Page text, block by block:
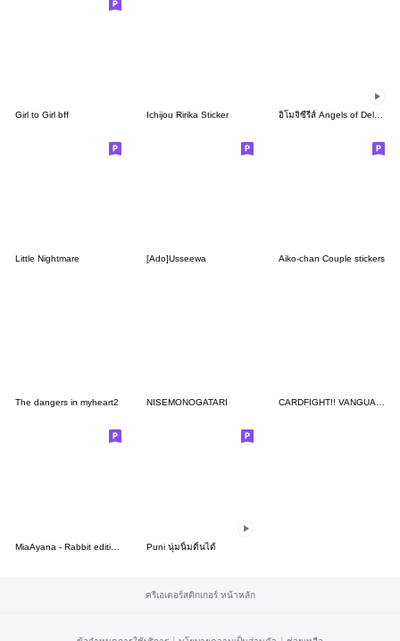
Girl to Girl bff Ichijou Ririka Sticker อิโมจิซีรีส์ Angels of Delusion เซ็ตที่3
Little Nightmare [Ado]Usseewa Aiko-chan Couple stickers
The dangers in myheart2 NISEMONOGATARI CARDFIGHT!! VANGUARD Divinez Season2
Puni นุ่มนิ้มดิ้นได้
ครีเอเตอร์สติกเกอร์ หน้าหลัก